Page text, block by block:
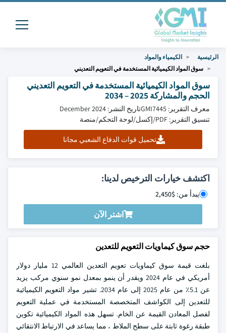
الرئيسية
الكيمياء والمواد
سوق المواد الكيميائية المستخدمة في التعويم التعديني
سوق المواد الكيميائية المستخدمة في التعويم التعديني
الحجم والمشاركة 2025 – 2034
معرف التقرير: GMI7445
تاريخ النشر: December 2024
تنسيق التقرير: PDF/إكسل/لوحة التحكم/منصة
تحميل قوات الدفاع الشعبي مجانا
اكتشف خيارات الترخيص لدينا:
يبدأ من: $2,450
اشتر الآن
حجم سوق كيماويات التعويم للتعدين
بلغت قيمة سوق كيماويات تعويم التعدين العالمي 12 مليار دولار
أمريكي في عام 2024 ويقدر أن ينمو بمعدل نمو سنوي مركب يزيد
عن 5.1٪ من عام 2025 إلى عام 2034. تشير مواد التعويم الكيميائية
للتعدين إلى الكواشف المتخصصة المستخدمة في عملية التعويم
لفصل المعادن القيمة عن الخام. تسهل هذه المواد الكيميائية تكوين
طبقة رغوة ثابتة على سطح الملاط ، مما يساعد في الارتباط الانتقائي